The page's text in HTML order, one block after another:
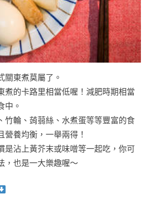
關東煮莫屬了。
煮的卡路里相當低喔！減肥時期相當
中。
竹輪、蒟蒻絲、水煮蛋等等豐富的食
營養均衡，一舉兩得！
是沾上黃芥末或味噌等一起吃，你可
，也是一大樂趣喔～